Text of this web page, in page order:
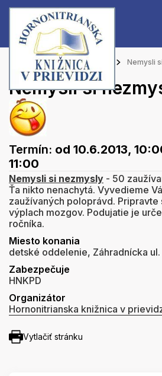
Hlavná stránka Podujatia Nemysli
Nemysli si
Termín: od 10.6.2013,
11:00
Nemysli si nezmysly - 50
Ťa nikto nenachytá. Vyvedieme
zaužívaných poloprávd.
výplach mozgov. Podujatie je
ročníka.
Miesto konania
detské oddelenie, Záhradnícka ul.
Zabezpečuje
HNKPD
Organizátor
Hornonitrianska knižnica v
Vytlačiť stránku